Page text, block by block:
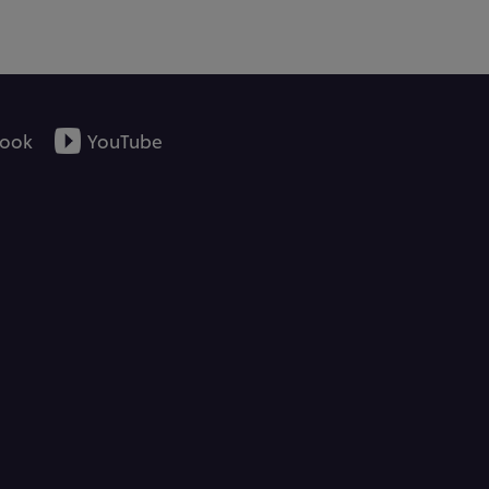
belegen und die Palatschini backen.
auf mindestens 75°C erhitzen.
YouTube